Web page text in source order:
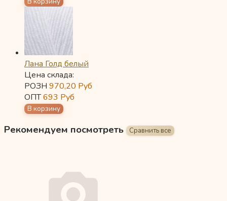
Лана Голд белый
Цена склада:
РОЗН 970,20 Руб
ОПТ693 Руб
Рекомендуем посмотреть